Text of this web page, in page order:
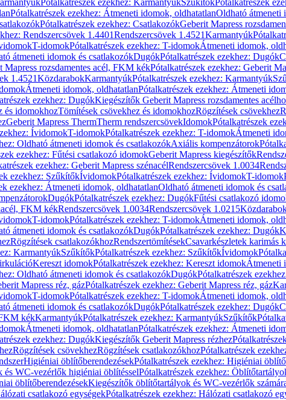
Pótalkatrészek ezekhez: KarmantyúkSzűkítőkPótalkatrészek
Pótalkatrészek ezekhez: Átmeneti idomok, oldhatatlanOldható átmeneti
Pótalkatrészek ezekhez: CsatlakozókGeberit Mapress
Rendszercsövek 1.4401Rendszercsövek 1.4521Karmantyúk
T-idomokPótalkatrészek ezekhez: T-idomokÁtmeneti idomok,
átmeneti idomok és csatlakozókDugókPótalkatrészek ezekhez: Dugók
Mapress rozsdamentes acél, FKM kékPótalkatrészek ezekhez: Geberit
1.4521KözdarabokKarmantyúkPótalkatrészek ezekhez: Karmantyúk
Átmeneti idomok, oldhatatlanPótalkatrészek ezekhez: Átmeneti
ezekhez: DugókKiegészítők Geberit Mapress rozsdamentes
és idomokhozTömítések csövekhez és idomokhozRögzítések csövekhez
Geberit Mapress ThermTherm rendszercsövekIdomokPótalkatrészek
ÍvidomokT-idomokPótalkatrészek ezekhez: T-idomokÁtmeneti
Oldható átmeneti idomok és csatlakozókAxiális kompenzátorok
ezekhez: Fűtési csatlakozó idomokGeberit Mapress kiegészítők
ezekhez: Geberit Mapress szénacélRendszercsövek 1.0034
ezekhez: SzűkítőkÍvidomokPótalkatrészek ezekhez: ÍvidomokT-idomok
ezekhez: Átmeneti idomok, oldhatatlanOldható átmeneti idomok és
DugókPótalkatrészek ezekhez: DugókFűtési csatlakozó
FKM kékRendszercsövek 1.0034Rendszercsövek 1.0215
T-idomokPótalkatrészek ezekhez: T-idomokÁtmeneti idomok,
átmeneti idomok és csatlakozókDugókPótalkatrészek ezekhez: Dugók
Rögzítések csatlakozókhozRendszertömítésekCsavarkészletek karimás
KarmantyúkSzűkítőkPótalkatrészek ezekhez: SzűkítőkÍvidomok
Kereszt idomokPótalkatrészek ezekhez: Kereszt idomokÁtmeneti
Oldható átmeneti idomok és csatlakozókDugókPótalkatrészek
Mapress réz, gázPótalkatrészek ezekhez: Geberit Mapress réz, gáz
T-idomokPótalkatrészek ezekhez: T-idomokÁtmeneti idomok,
átmeneti idomok és csatlakozókDugókPótalkatrészek ezekhez: Dugók
kékKarmantyúkPótalkatrészek ezekhez: KarmantyúkSzűkítők
Átmeneti idomok, oldhatatlanPótalkatrészek ezekhez: Átmeneti
ezekhez: DugókKiegészítők Geberit Mapress rézhez
Rögzítések csövekhezRögzítések csatlakozókhozPótalkatrészek
Higiéniai öblítőberendezésekPótalkatrészek ezekhez: Higiéniai
és WC-vezérlők higiéniai öblítésselPótalkatrészek ezekhez:
öblítőberendezésekKiegészítők öblítőtartályok és WC-vezérlők
csatlakozó egységekPótalkatrészek ezekhez: Hálózati csatlakozó